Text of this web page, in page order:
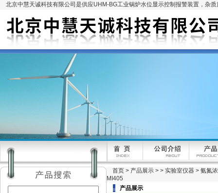
北京中慧天诚科技有限公司是供应UHM-BG工业锅炉水位显示控制报警装置，杂
首页 > 产品展示 > > 实验室仪器 > 氨氮
MI405
产品展示